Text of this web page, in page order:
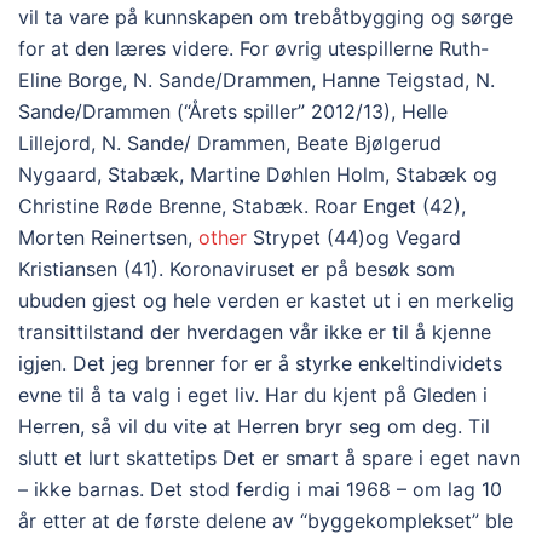
vil ta vare på kunnskapen om trebåtbygging og sørge
for at den læres videre. For øvrig utespillerne Ruth-
Eline Borge, N. Sande/Drammen, Hanne Teigstad, N.
Sande/Drammen (“Årets spiller” 2012/13), Helle
Lillejord, N. Sande/ Drammen, Beate Bjølgerud
Nygaard, Stabæk, Martine Døhlen Holm, Stabæk og
Christine Røde Brenne, Stabæk. Roar Enget (42),
Morten Reinertsen, other Strypet (44)og Vegard
Kristiansen (41). Koronaviruset er på besøk som
ubuden gjest og hele verden er kastet ut i en merkelig
transittilstand der hverdagen vår ikke er til å kjenne
igjen. Det jeg brenner for er å styrke enkeltindividets
evne til å ta valg i eget liv. Har du kjent på Gleden i
Herren, så vil du vite at Herren bryr seg om deg. Til
slutt et lurt skattetips Det er smart å spare i eget navn
– ikke barnas. Det stod ferdig i mai 1968 – om lag 10
år etter at de første delene av “byggekomplekset” ble